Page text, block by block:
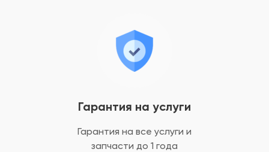
Гарантия на услуги
Гарантия на все услуги и
запчасти до 1 года